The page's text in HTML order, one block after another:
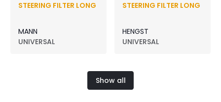
STEERING FILTER LONG
MANN
UNIVERSAL
STEERING FILTER LONG
HENGST
UNIVERSAL
Show all